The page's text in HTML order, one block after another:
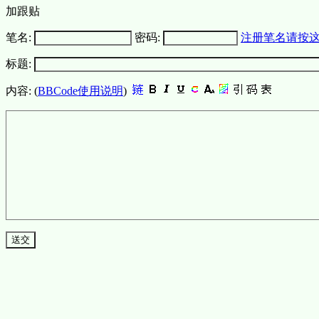
加跟贴
笔名: 密码: 注册笔名请按
标题:
内容: (BBCode使用说明)